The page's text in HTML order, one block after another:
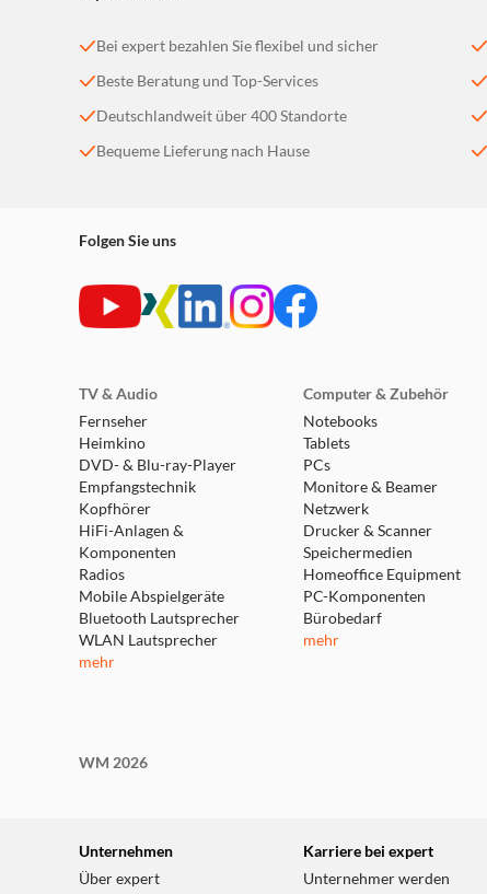
Bei expert bezahlen Sie flexibel und sicher
Beste Beratung und Top-Services
Deutschlandweit über 400 Standorte
Bequeme Lieferung nach Hause
Folgen Sie uns
TV & Audio
Fernseher
Heimkino
DVD- & Blu-ray-Player
Empfangstechnik
Kopfhörer
HiFi-Anlagen &
Komponenten
Radios
Mobile Abspielgeräte
Bluetooth Lautsprecher
WLAN Lautsprecher
mehr
Computer & Zubehör
Notebooks
Tablets
PCs
Monitore & Beamer
Netzwerk
Drucker & Scanner
Speichermedien
Homeoffice Equipment
PC-Komponenten
Bürobedarf
mehr
WM 2026
Unternehmen
Über expert
Karriere bei expert
Unternehmer werden